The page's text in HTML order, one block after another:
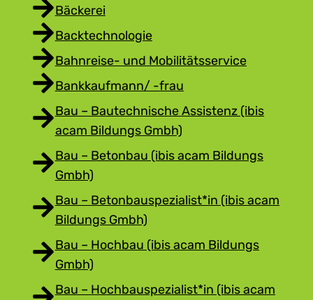
Bäckerei
Backtechnologie
Bahnreise- und Mobilitätsservice
Bankkaufmann/ -frau
Bau – Bautechnische Assistenz (ibis
acam Bildungs Gmbh)
Bau – Betonbau (ibis acam Bildungs
Gmbh)
Bau – Betonbauspezialist*in (ibis acam
Bildungs Gmbh)
Bau – Hochbau (ibis acam Bildungs
Gmbh)
Bau – Hochbauspezialist*in (ibis acam